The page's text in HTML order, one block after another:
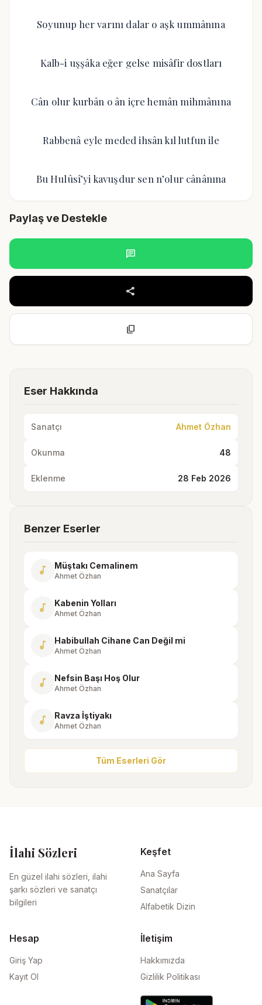
Soyunup her varını dalar o aşk ummânına
Kalb-i uşşâka eğer gelse misâfir dostları
Cân olur kurbân o ân içre hemân mihmânına
Rabbenâ eyle meded ihsân kıl lutfun ile
Bu Hulûsî’yi kavuşdur sen n’olur cânânına
Paylaş ve Destekle
chat
share
content_copy
Eser Hakkında
Sanatçı Ahmet Özhan
Okunma 48
Eklenme 28 Feb 2026
Benzer Eserler
music_note Müştakı Cemalinem
Ahmet Özhan
music_note Kabenin Yolları
Ahmet Özhan
music_note Habibullah Cihane Can Değil mi
Ahmet Özhan
music_note Nefsin Başı Hoş Olur
Ahmet Özhan
music_note Ravza İştiyakı
Ahmet Özhan
Tüm Eserleri Gör
İlahi Sözleri
En güzel ilahi sözleri, ilahi
şarkı sözleri ve sanatçı
bilgileri
Keşfet
Ana Sayfa
Sanatçılar
Alfabetik Dizin
Hesap
Giriş Yap
Kayıt Ol
İletişim
Hakkımızda
Gizlilik Politikası